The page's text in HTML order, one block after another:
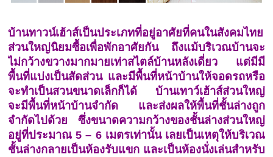
บ้านทาวน์เฮ้าส์เป็นประเภทที่อยู่อาศัยที่คนในสังคมไทย
ส่วนใหญ่นิยมซื้อเพื่อพักอาศัยกัน ถึงแม้บริเวณบ้านจะ
ไม่กว้างขวางมากมายเท่าสไตล์บ้านหลังเดี่ยว แต่มีมี
พื้นที่แบ่งเป็นสัดส่วน และมีพื้นที่หน้าบ้านให้จอดรถหรือ
จะทำเป็นสวนขนาดเล็กก็ได้ บ้านเทาว์เฮ้าส์ส่วนใหญ่
จะมีพื้นที่หน้าบ้านจำกัด และส่งผลให้พื้นที่ชั้นล่างถูก
จำกัดไปด้วย ซึ่งขนาดความกว้างของชั้นล่างส่วนใหญ่
อยู่ที่ประมาณ 5 – 6 เมตรเท่านั้น เลยเป็นเหตุให้บริเวณ
ชั้นล่างกลายเป็นห้องรับแขก และเป็นห้องนั่งเล่นสำหรับ